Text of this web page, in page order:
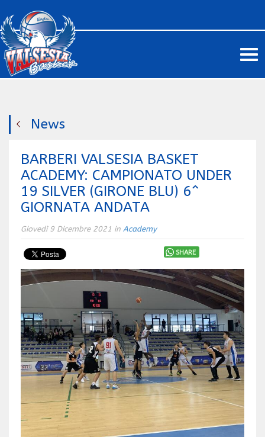
News
BARBERI VALSESIA BASKET
ACADEMY: CAMPIONATO UNDER
19 SILVER (GIRONE BLU) 6^
GIORNATA ANDATA
Giovedì 9 Dicembre 2021 in Academy
SHARE